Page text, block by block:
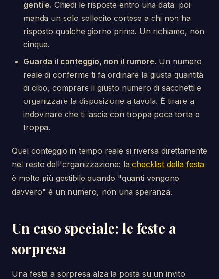
gentile. Chiedi le risposte entro una data, poi
manda un solo sollecito cortese a chi non ha
risposto qualche giorno prima. Un richiamo, non
cinque.
Guarda il conteggio, non il rumore. Un numero
reale di conferme ti fa ordinare la giusta quantità
di cibo, comprare il giusto numero di sacchetti e
organizzare la disposizione a tavola. È tirare a
indovinare che ti lascia con troppa poca torta o
troppa.
Quel conteggio in tempo reale si riversa direttamente
nel resto dell'organizzazione: la checklist della festa
è molto più gestibile quando "quanti vengono
davvero" è un numero, non una speranza.
Un caso speciale: le feste a
sorpresa
Una festa a sorpresa alza la posta su un invito